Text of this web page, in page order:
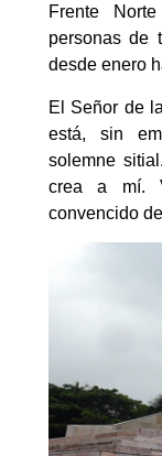
Frente
personas de
desde enero
El Señor de
está, sin
solemne
crea a mí.
convencido